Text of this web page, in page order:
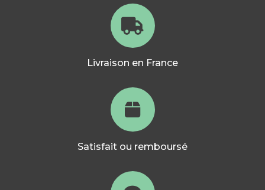
Livraison en France
Satisfait ou remboursé